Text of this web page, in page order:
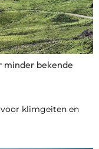
minder bekende
klimgeiten en